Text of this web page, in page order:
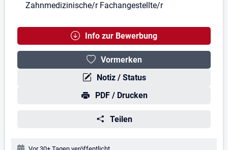
Zahnmedizinische/r Fachangestellte/r
Info zur Bewerbung
Vormerken
Notiz / Status
PDF / Drucken
Teilen
Veröffentlichungsdatum: